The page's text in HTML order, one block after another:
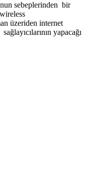
sebeplerinden bir
üzeriden internet
yapacağı